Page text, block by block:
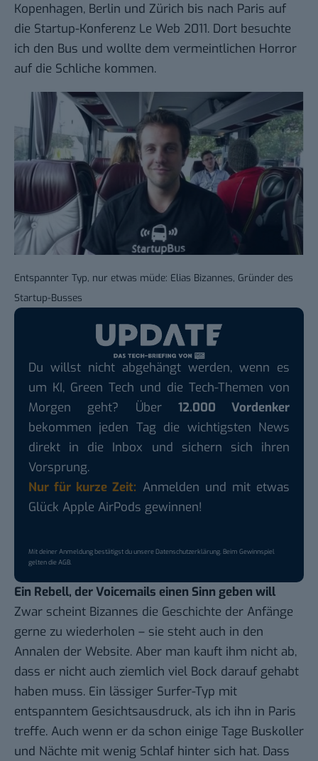
Kopenhagen, Berlin und Zürich bis nach Paris auf
die Startup-Konferenz Le Web 2011. Dort besuchte
ich den Bus und wollte dem vermeintlichen Horror
auf die Schliche kommen.
Entspannter Typ, nur etwas müde: Elias Bizannes, Gründer des
Startup-Busses
Du willst nicht abgehängt werden, wenn es
um KI, Green Tech und die Tech-Themen von
Morgen geht? Über 12.000 Vordenker
bekommen jeden Tag die wichtigsten News
direkt in die Inbox und sichern sich ihren
Vorsprung.
Nur für kurze Zeit: Anmelden und mit etwas
Glück Apple AirPods gewinnen!
Mit deiner Anmeldung bestätigst du unsereDatenschutzerklärung. Beim Gewinnspiel
gelten dieAGB.
Ein Rebell, der Voicemails einen Sinn geben will
Zwar scheint Bizannes die Geschichte der Anfänge
gerne zu wiederholen – sie steht auch in den
Annalen der Website. Aber man kauft ihm nicht ab,
dass er nicht auch ziemlich viel Bock darauf gehabt
haben muss. Ein lässiger Surfer-Typ mit
entspanntem Gesichtsausdruck, als ich ihn in Paris
treffe. Auch wenn er da schon einige Tage Buskoller
und Nächte mit wenig Schlaf hinter sich hat. Dass